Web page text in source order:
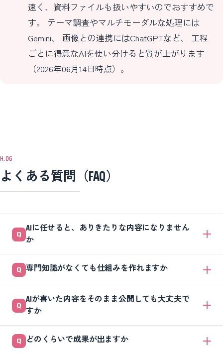
速く、資料ファイルも扱いやすいのでおすすめで
す。 テーマ調査やマルチモーダルな処理には
Gemini、 画像との連携にはChatGPTなど、 工程
ごとに得意なAIを使い分けると質が上がります
（2026年06月14日時点）。
よくある質問（FAQ）
AIに任せると、ありきたりな内容になりません
か
ータ、サービス資料をきちんと読み込ませれば、自社にしか書けない内
容になります。差を生むのは、AIの性能より「人が足す独自情報」で
す。
専門知識がなくても仕組みを作れますか
「継続的に本数を回す仕組み」にするなら、最初の工程分解とルール作
りだけは経験者と組むと失敗が減ります。土台ができれば運用は自社で
回せます。
AIが書いた内容をそのまま公開しても大丈夫で
すか
まうことがあります。数字・社名・制度名・日付は、必ず人が一次情報
どのくらいで成果が出ますか